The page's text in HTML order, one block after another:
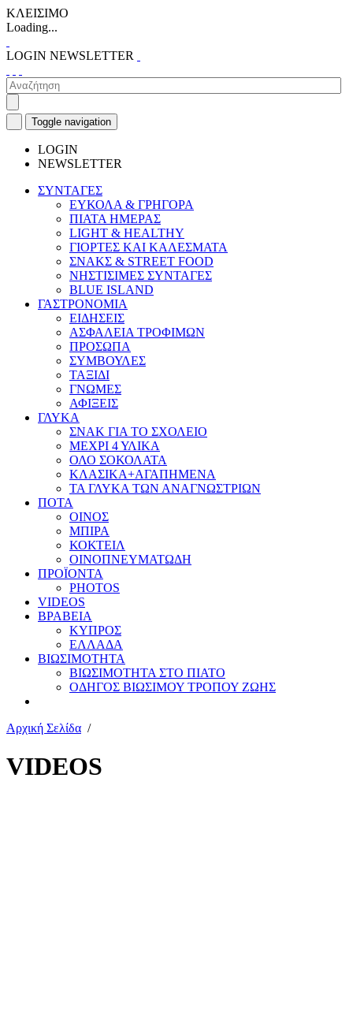
ΚΛΕΙΣΙΜΟ
Loading...
LOGIN NEWSLETTER
Toggle navigation
LOGIN
NEWSLETTER
ΣΥΝΤΑΓΕΣ
ΕΥΚΟΛΑ & ΓΡΗΓΟΡΑ
ΠΙΑΤΑ ΗΜΕΡΑΣ
LIGHT & HEALTHY
ΓΙΟΡΤΕΣ ΚΑΙ ΚΑΛΕΣΜΑΤΑ
ΣΝΑΚΣ & STREET FOOD
ΝΗΣΤΙΣΙΜΕΣ ΣΥΝΤΑΓΕΣ
BLUE ISLAND
ΓΑΣΤΡΟΝΟΜΙΑ
ΕΙΔΗΣΕΙΣ
ΑΣΦΑΛΕΙΑ ΤΡΟΦΙΜΩΝ
ΠΡΟΣΩΠΑ
ΣΥΜΒΟΥΛΕΣ
ΤΑΞΙΔΙ
ΓΝΩΜΕΣ
ΑΦΙΞΕΙΣ
ΓΛΥΚΑ
ΣΝΑΚ ΓΙΑ ΤΟ ΣΧΟΛΕΙΟ
ΜΕΧΡΙ 4 ΥΛΙΚΑ
ΟΛΟ ΣΟΚΟΛΑΤΑ
ΚΛΑΣΙΚΑ+ΑΓΑΠΗΜΕΝΑ
ΤΑ ΓΛΥΚΑ ΤΩΝ ΑΝΑΓΝΩΣΤΡΙΩΝ
ΠΟΤΑ
ΟΙΝΟΣ
ΜΠΙΡΑ
ΚΟΚΤΕΙΛ
ΟΙΝΟΠΝΕΥΜΑΤΩΔΗ
ΠΡΟΪΟΝΤΑ
PHOTOS
VIDEOS
ΒΡΑΒΕΙΑ
ΚΥΠΡΟΣ
ΕΛΛΑΔΑ
ΒΙΩΣΙΜΟΤΗΤΑ
ΒΙΩΣΙΜΟΤΗΤΑ ΣΤΟ ΠΙΑΤΟ
ΟΔΗΓΟΣ ΒΙΩΣΙΜΟΥ ΤΡΟΠΟΥ ΖΩΗΣ
Αρχική Σελίδα /
VIDEOS